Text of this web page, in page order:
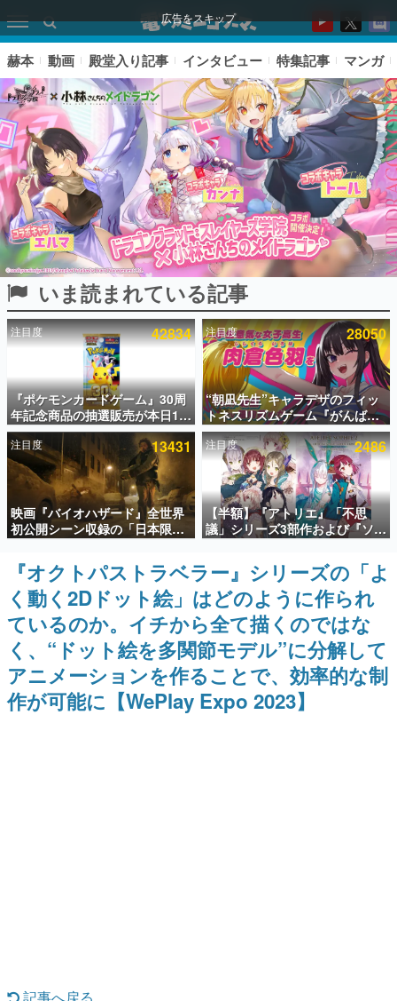
広告をスキップ
ピックアップ
電ファミのいま読まれている記事ランキング
アプリセール情報
インタビュー
連載・特集一覧
殿堂入り記事
SNS拡散数が数千以上！ ページビュー数万以上！ などな
ど。多くの人々に読まれた、電ファミ渾身の“殿堂入り”記
事をまとめました。
ゲームの企画書
名作ゲームクリエイターの方々に製作時のエピソードをお
聞きし、ヒットする企画（ゲーム）とは何か？を探ってい
きます。
赫本
この物語を解いてはいけない。『赫本』は、〈試験問題〉
の形をした短編ホラー小説集です。
新世代に訊く
赫本 動画 殿堂入り記事 インタビュー 特集記事 マンガ
いま読まれている記事
注目度 42834
『ポケモンカードゲーム』30周
年記念商品の抽選販売が本日12
時より開始。拡張パック「30th
CELEBRATION」のボックス
に、「プレミアムデッキセット
エーフィ・ブラッキー」
「FUTURISTIC BOX」の計3商
品
注目度 28050
“朝凪先生”キャラデザのフィッ
トネスリズムゲーム『がんば
れ！チアリズム』Steamストア
ページが公開。キャラクターの
CVは陽向葵ゅかさん
注目度 13431
映画『バイオハザード』全世界
初公開シーン収録の「日本限
定」予告映像が解禁。バイオの
日（8月10日）にあわせて、
「ラクーンシティ総合病院」へ
行く配達人の姿が披露
注目度 2486
【半額】『アトリエ』「不思
議」シリーズ3部作および『ソフ
ィーのアトリエ2』公式画集の
Kindle版が50%オフとなるセー
ルが開催中。各作品の設定画や
美麗なイラストの数々をふんだ
んに収録
『オクトパストラベラー』シリーズの「よ
く動く2Dドット絵」はどのように作られ
ているのか。イチから全て描くのではな
く、“ドット絵を多関節モデル”に分解して
アニメーションを作ることで、効率的な制
作が可能に【WePlay Expo 2023】
記事へ戻る